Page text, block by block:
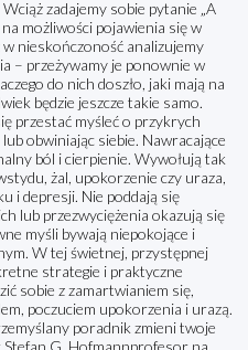
zadajemy sobie pytanie „A
możliwości pojawienia się w
nieskończoność analizujemy
– przeżywamy je ponownie w
do nich doszło, jaki mają na
będzie jeszcze takie samo.
przestać myśleć o przykrych
obwiniając siebie. Nawracające
ból i cierpienie. Wywołują tak
żal, upokorzenie czy uraza,
i depresji. Nie poddają się
lub przezwyciężenia okazują się
myśli bywają niepokojące i
W tej świetnej, przystępnej
strategie i praktyczne
sobie z zamartwianiem się,
poczuciem upokorzenia i urazą.
poradnik zmieni twoje